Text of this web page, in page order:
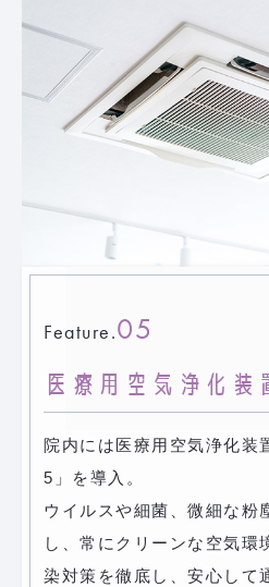
Feature.05
医療用空気浄化装
院内には医療用空気浄化装
5」を導入。
ウイルスや細菌、微細な粉
し、常にクリーンな空気環
染対策を徹底し、安心して